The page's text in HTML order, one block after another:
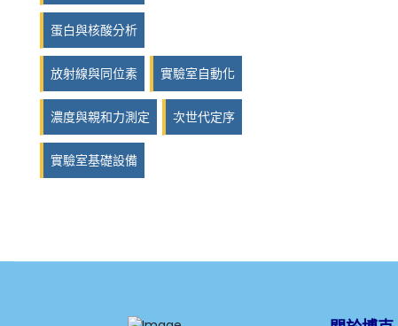
蛋白與核酸分析
放射線與同位素 實驗室自動化
濃度與親和力測定 次世代定序
實驗室基礎設備